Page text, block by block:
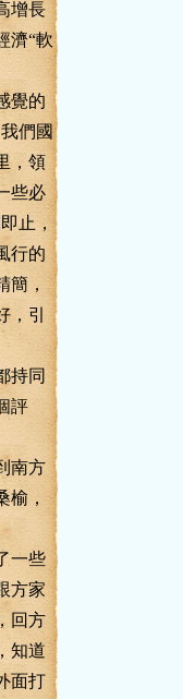
增長
濟“軟
覺的
們國
，領
些必
止，
行的
簡，
引
持同
評
南方
榆，
一些
方家
回方
知道
面打